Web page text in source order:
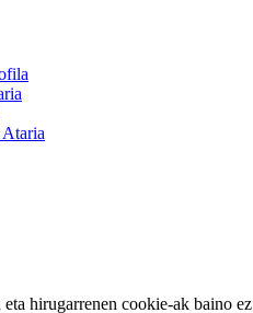
hirugarrenen cookie-ak baino